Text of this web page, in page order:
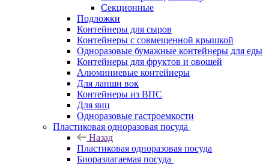
Секционные
Подложки
Контейнеры для сыров
Контейнеры с совмещенной крышкой
Одноразовые бумажные контейнеры для еды
Контейнеры для фруктов и овощей
Алюминиевые контейнеры
Для лапши вок
Контейнеры из ВПС
Для яиц
Одноразовые гастроемкости
Пластиковая одноразовая посуда
Назад
Пластиковая одноразовая посуда
Биоразлагаемая посуда